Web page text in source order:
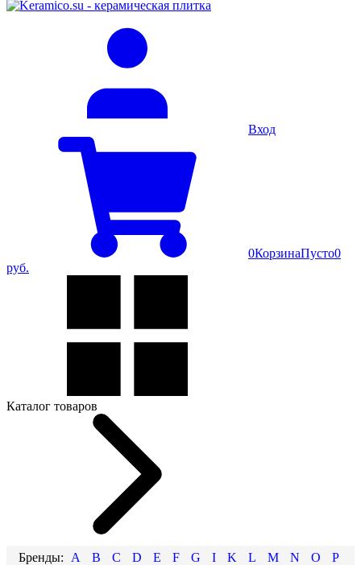
Вход
0КорзинаПусто0
руб.
Каталог товаров
A B C D E F G I K L M N O
P